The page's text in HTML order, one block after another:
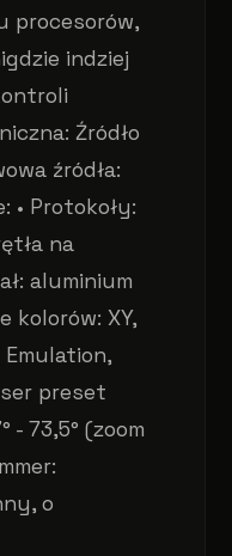
procesorów,
indziej
Źródło
źródła:
• Protokoły:
na
aluminium
kolorów: XY,
Emulation,
preset
- 73,5° (zoom
o